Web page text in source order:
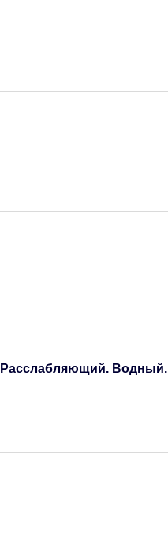
Расслабляющий. Водный.